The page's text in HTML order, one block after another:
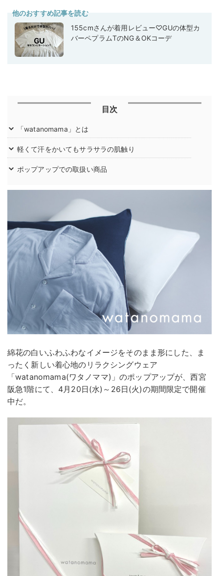
他のおすすめ記事を読む
155cmさんが着用レビュー♡GUの体型カ
バーペプラムTのNG＆OKコーデ
目次
「watanomama」とは
軽くて汗をかいてもサラサラの肌触り
ポップアップでの取扱い商品
綿花の白いふわふわなイメージをそのまま形にした、ま
ったく新しい着心地のリラクシングウェア
「watanomama(ワタノママ)」のポップアップが、西宮
阪急1階にて、4月20日(水)～26日(火)の期間限定で開催
中だ。